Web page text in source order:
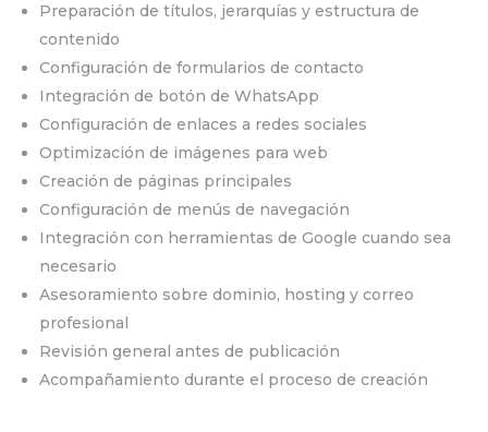
Preparación de títulos, jerarquías y estructura de
contenido
Configuración de formularios de contacto
Integración de botón de WhatsApp
Configuración de enlaces a redes sociales
Optimización de imágenes para web
Creación de páginas principales
Configuración de menús de navegación
Integración con herramientas de Google cuando sea
necesario
Asesoramiento sobre dominio, hosting y correo
profesional
Revisión general antes de publicación
Acompañamiento durante el proceso de creación